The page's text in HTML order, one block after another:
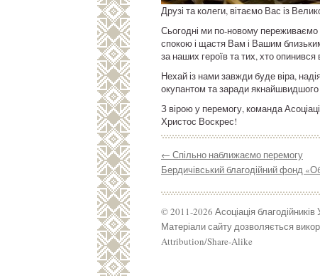
Друзі та колеги, вітаємо Вас із
Сьогодні ми по-новому переживаємо
спокою і щастя Вам і Вашим
за наших героїв та тих, хто опинився
Нехай із нами завжди буде віра,
окупантом та заради якнайшвидшого
З вірою у перемогу, команда
Христос Воскрес!
← Спільно наближаємо перемогу
Бердичівський благодійний фонд
© 2011-2026 Асоціація благодійників
Матеріали сайту дозволяється
Attribution/Share-Alike